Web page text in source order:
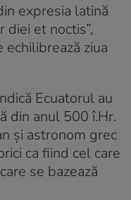
expresia latină
diei et noctis”,
echilibrează ziua
Ecuatorul au
din anul 500 î.Hr.
și astronom grec
ca fiind cel care
se bazează